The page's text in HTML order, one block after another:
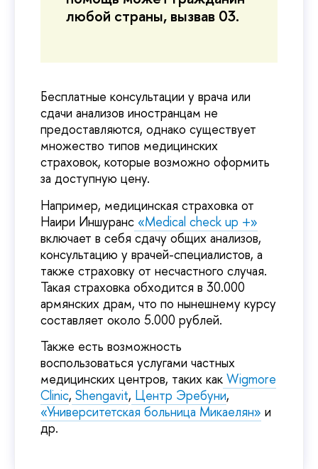
любой страны, вызвав 03.
Бесплатные консультации у врача или
сдачи анализов иностранцам не
предоставляются, однако существует
множество типов медицинских
страховок, которые возможно оформить
за доступную цену.
Например, медицинская страховка от
Наири Иншуранс «Medical check up +»
включает в себя сдачу общих анализов,
консультацию у врачей-специалистов, а
также страховку от несчастного случая.
Такая страховка обходится в 30.000
армянских драм, что по нынешнему курсу
составляет около 5.000 рублей.
Также есть возможность
воспользоваться услугами частных
медицинских центров, таких как Wigmore
Clinic, Shengavit, Центр Эребуни,
«Университетская больница Микаелян» и
др.